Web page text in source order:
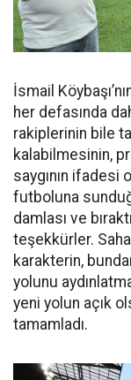
İsmail
her defasında
rakiplerinin bile
kalabilmesinin,
saygının ifadesi
futboluna
damlası ve
teşekkürler.
karakterin,
yolunu
yeni yolun açık
tamamladı.